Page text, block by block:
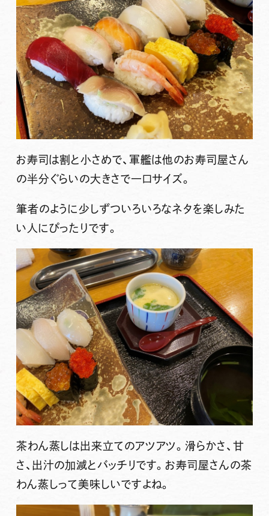
お寿司は割と小さめで、軍艦は他のお寿司屋さん
の半分ぐらいの大きさで一口サイズ。
筆者のように少しずついろいろなネタを楽しみた
い人にぴったりです。
茶わん蒸しは出来立てのアツアツ。滑らかさ、甘
さ、出汁の加減とバッチリです。お寿司屋さんの茶
わん蒸しって美味しいですよね。